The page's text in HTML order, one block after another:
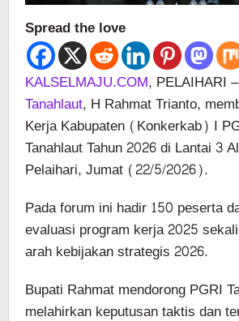
Spread the love
KALSELMAJU.COM, PELAIHARI
Tanahlaut, H Rahmat Trianto,
Kerja Kabupaten (Konkerkab) I
Tanahlaut Tahun 2026 di Lantai 3
Pelaihari, Jumat (22/5/2026).
Pada forum ini hadir 150 peserta
evaluasi program kerja 2025
arah kebijakan strategis 2026.
Bupati Rahmat mendorong PGRI
melahirkan keputusan taktis dan